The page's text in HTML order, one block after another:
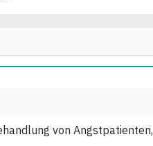
von Angstpatienten,